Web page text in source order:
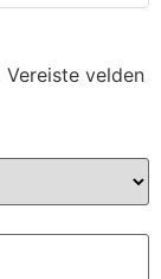
Vereiste velden